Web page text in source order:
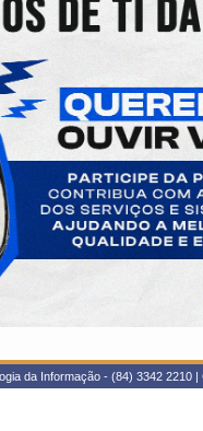
da Informação - (84) 3342